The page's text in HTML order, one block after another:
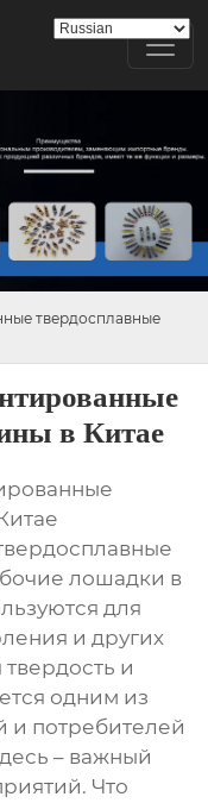
твердосплавные
в Китае
лошадки в
для
и других
и
одним из
и потребителей
– важный
Что